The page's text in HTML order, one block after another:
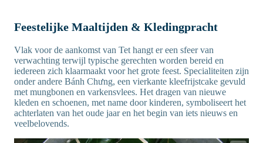
Feestelijke Maaltijden & Kledingpracht
Vlak voor de aankomst van Tet hangt er een sfeer van
verwachting terwijl typische gerechten worden bereid en
iedereen zich klaarmaakt voor het grote feest. Specialiteiten zijn
onder andere Bánh Chưng, een vierkante kleefrijstcake gevuld
met mungbonen en varkensvlees. Het dragen van nieuwe
kleden en schoenen, met name door kinderen, symboliseert het
achterlaten van het oude jaar en het begin van iets nieuws en
veelbelovends.